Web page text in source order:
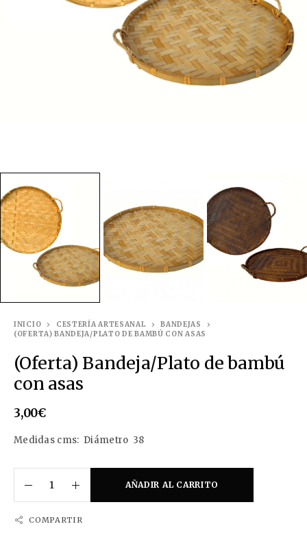
INICIO CESTERÍA ARTESANAL
BANDEJAS
(OFERTA) BANDEJA/PLATO DE BAMBÚ CON ASAS
(Oferta) Bandeja/Plato de bambú
con asas
3,00€
Medidas cms: Diámetro 38
AÑADIR AL CARRITO
COMPARTIR